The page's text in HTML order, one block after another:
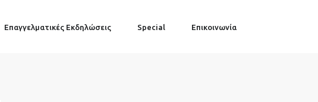
Επαγγελματικές Εκδηλώσεις Special Επικοινωνία